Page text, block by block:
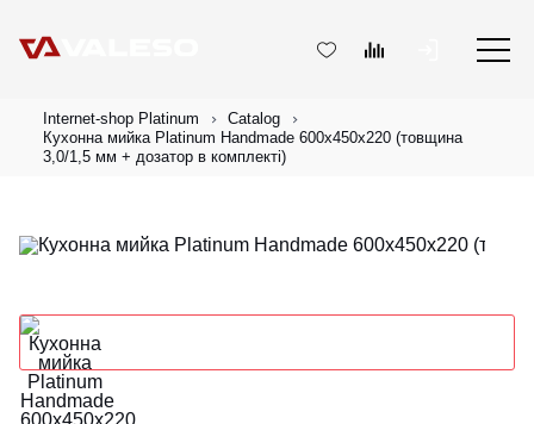
Internet-shop Platinum
Catalog
Кухонна мийка Platinum Handmade 600х450х220 (товщина
3,0/1,5 мм + дозатор в комплекті)